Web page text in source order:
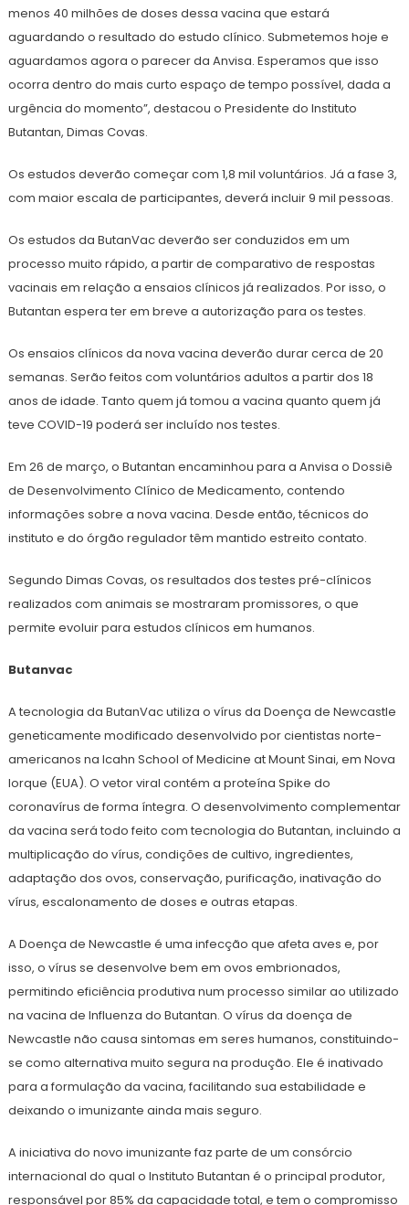
menos 40 milhões de doses dessa vacina que estará
aguardando o resultado do estudo clínico. Submetemos hoje e
aguardamos agora o parecer da Anvisa. Esperamos que isso
ocorra dentro do mais curto espaço de tempo possível, dada a
urgência do momento”, destacou o Presidente do Instituto
Butantan, Dimas Covas.
Os estudos deverão começar com 1,8 mil voluntários. Já a fase 3,
com maior escala de participantes, deverá incluir 9 mil pessoas.
Os estudos da ButanVac deverão ser conduzidos em um
processo muito rápido, a partir de comparativo de respostas
vacinais em relação a ensaios clínicos já realizados. Por isso, o
Butantan espera ter em breve a autorização para os testes.
Os ensaios clínicos da nova vacina deverão durar cerca de 20
semanas. Serão feitos com voluntários adultos a partir dos 18
anos de idade. Tanto quem já tomou a vacina quanto quem já
teve COVID-19 poderá ser incluído nos testes.
Em 26 de março, o Butantan encaminhou para a Anvisa o Dossiê
de Desenvolvimento Clínico de Medicamento, contendo
informações sobre a nova vacina. Desde então, técnicos do
instituto e do órgão regulador têm mantido estreito contato.
Segundo Dimas Covas, os resultados dos testes pré-clínicos
realizados com animais se mostraram promissores, o que
permite evoluir para estudos clínicos em humanos.
Butanvac
A tecnologia da ButanVac utiliza o vírus da Doença de Newcastle
geneticamente modificado desenvolvido por cientistas norte-
americanos na Icahn School of Medicine at Mount Sinai, em Nova
Iorque (EUA). O vetor viral contém a proteína Spike do
coronavírus de forma íntegra. O desenvolvimento complementar
da vacina será todo feito com tecnologia do Butantan, incluindo a
multiplicação do vírus, condições de cultivo, ingredientes,
adaptação dos ovos, conservação, purificação, inativação do
vírus, escalonamento de doses e outras etapas.
A Doença de Newcastle é uma infecção que afeta aves e, por
isso, o vírus se desenvolve bem em ovos embrionados,
permitindo eficiência produtiva num processo similar ao utilizado
na vacina de Influenza do Butantan. O vírus da doença de
Newcastle não causa sintomas em seres humanos, constituindo-
se como alternativa muito segura na produção. Ele é inativado
para a formulação da vacina, facilitando sua estabilidade e
deixando o imunizante ainda mais seguro.
A iniciativa do novo imunizante faz parte de um consórcio
internacional do qual o Instituto Butantan é o principal produtor,
responsável por 85% da capacidade total, e tem o compromisso